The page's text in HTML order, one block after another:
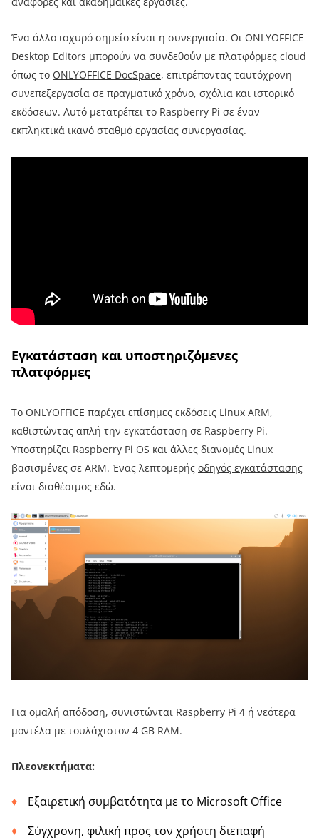
Ένα άλλο ισχυρό σημείο είναι η συνεργασία. Οι ONLYOFFICE
Desktop Editors μπορούν να συνδεθούν με πλατφόρμες cloud
όπως το ONLYOFFICE DocSpace, επιτρέποντας ταυτόχρονη
συνεπεξεργασία σε πραγματικό χρόνο, σχόλια και ιστορικό
εκδόσεων. Αυτό μετατρέπει το Raspberry Pi σε έναν
εκπληκτικά ικανό σταθμό εργασίας συνεργασίας.
Εγκατάσταση και υποστηριζόμενες
πλατφόρμες
Το ONLYOFFICE παρέχει επίσημες εκδόσεις Linux ARM,
καθιστώντας απλή την εγκατάσταση σε Raspberry Pi.
Υποστηρίζει Raspberry Pi OS και άλλες διανομές Linux
βασισμένες σε ARM. Ένας λεπτομερής οδηγός εγκατάστασης
είναι διαθέσιμος εδώ.
Για ομαλή απόδοση, συνιστώνται Raspberry Pi 4 ή νεότερα
μοντέλα με τουλάχιστον 4 GB RAM.
Πλεονεκτήματα:
Εξαιρετική συμβατότητα με το Microsoft Office
Σύγχρονη, φιλική προς τον χρήστη διεπαφή